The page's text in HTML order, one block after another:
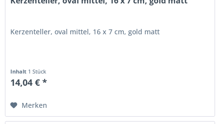
Kerzenteller, oval mittel, 16 x 7 cm, gold matt
Inhalt 1 Stück
14,04 € *
Merken